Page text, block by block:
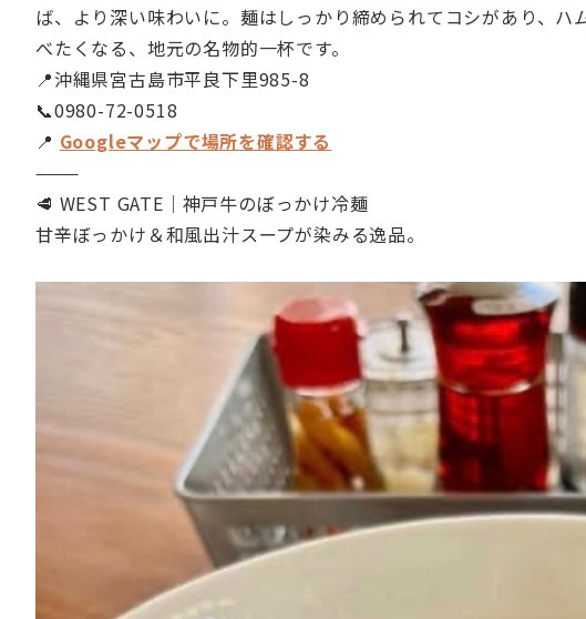
ば、より深い味わいに。麺はしっかり締められてコシがあり、
べたくなる、地元の名物的一杯です。
📍沖縄県宮古島市平良下里985-8
📞0980-72-0518
📍 Googleマップで場所を確認する
⸻
🥩 WEST GATE｜神戸牛のぼっかけ冷麺
甘辛ぼっかけ＆和風出汁スープが染みる逸品。